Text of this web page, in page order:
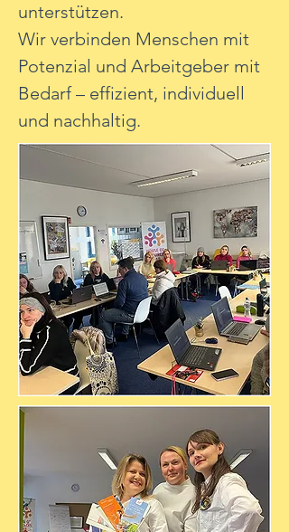
unterstützen.
Wir verbinden Menschen mit
Potenzial und Arbeitgeber mit
Bedarf – effizient, individuell
und nachhaltig.